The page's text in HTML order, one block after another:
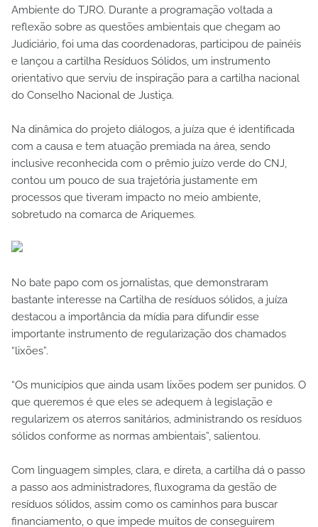
Ambiente do TJRO. Durante a programação voltada a
reflexão sobre as questões ambientais que chegam ao
Judiciário, foi uma das coordenadoras, participou de painéis
e lançou a cartilha Resíduos Sólidos, um instrumento
orientativo que serviu de inspiração para a cartilha nacional
do Conselho Nacional de Justiça.
Na dinâmica do projeto diálogos, a juíza que é identificada
com a causa e tem atuação premiada na área, sendo
inclusive reconhecida com o prêmio juízo verde do CNJ,
contou um pouco de sua trajetória justamente em
processos que tiveram impacto no meio ambiente,
sobretudo na comarca de Ariquemes.
No bate papo com os jornalistas, que demonstraram
bastante interesse na Cartilha de resíduos sólidos, a juíza
destacou a importância da mídia para difundir esse
importante instrumento de regularização dos chamados
“lixões”.
“Os municípios que ainda usam lixões podem ser punidos. O
que queremos é que eles se adequem à legislação e
regularizem os aterros sanitários, administrando os resíduos
sólidos conforme as normas ambientais”, salientou.
Com linguagem simples, clara, e direta, a cartilha dá o passo
a passo aos administradores, fluxograma da gestão de
resíduos sólidos, assim como os caminhos para buscar
financiamento, o que impede muitos de conseguirem